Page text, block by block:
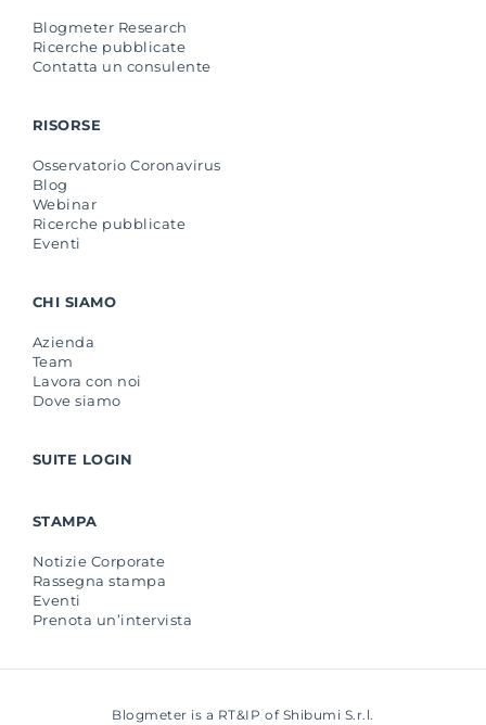
Blogmeter Research
Ricerche pubblicate
Contatta un consulente
RISORSE
Osservatorio Coronavirus
Blog
Webinar
Ricerche pubblicate
Eventi
CHI SIAMO
Azienda
Team
Lavora con noi
Dove siamo
SUITE LOGIN
STAMPA
Notizie Corporate
Rassegna stampa
Eventi
Prenota un’intervista
Blogmeter is a RT&IP of Shibumi S.r.l.